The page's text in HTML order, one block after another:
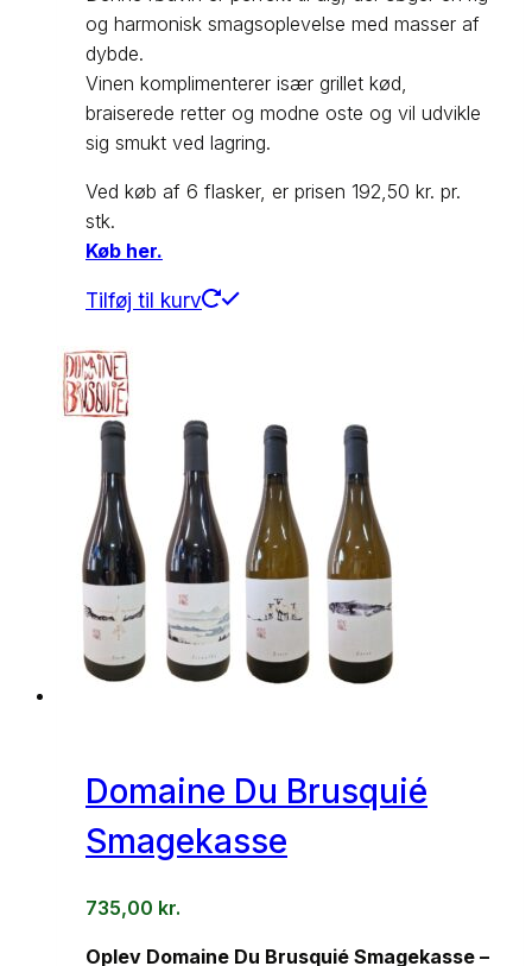
og harmonisk smagsoplevelse med masser af
dybde.
Vinen komplimenterer især grillet kød,
braiserede retter og modne oste og vil udvikle
sig smukt ved lagring.
Ved køb af 6 flasker, er prisen 192,50 kr. pr.
stk.
Køb her.
Tilføj til kurv
Domaine Du Brusquié
Smagekasse
735,00 kr.
Oplev Domaine Du Brusquié Smagekasse –